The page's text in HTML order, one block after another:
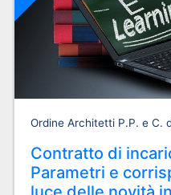
Ordine Architetti P.P. e C.
Contratto di
Parametri e